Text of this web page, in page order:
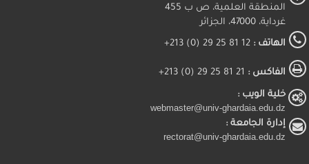
المنطقة العلمية، ص ب 455
غرداية، 47000، الجزائر
الهاتف : 12 81 25 29 (0) 213+
الفاكس :
خلية الويب :
webmaster@univ-ghardaia.edu.dz
إدارة الجامعة :
rectorat@univ-ghardaia.edu.dz